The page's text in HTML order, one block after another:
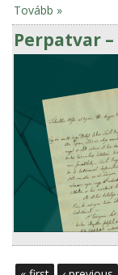
Tovább »
Perpatvar
P